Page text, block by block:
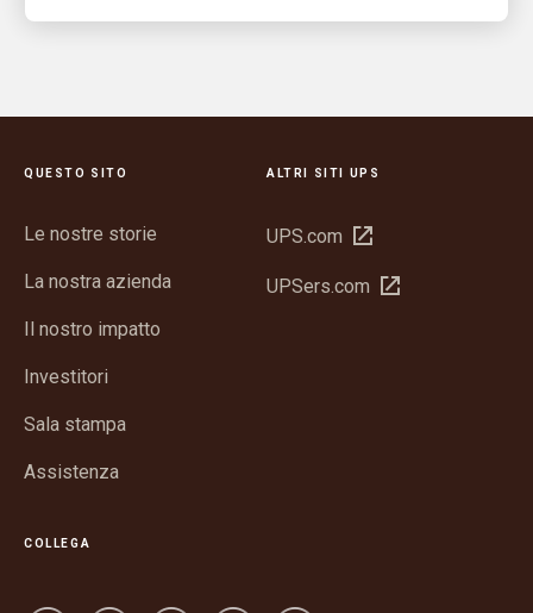
QUESTO SITO
Le nostre storie
La nostra azienda
Il nostro impatto
Investitori
Sala stampa
Assistenza
ALTRI SITI UPS
UPS.com Apri
una
UPSers.com Apri
COLLEGA